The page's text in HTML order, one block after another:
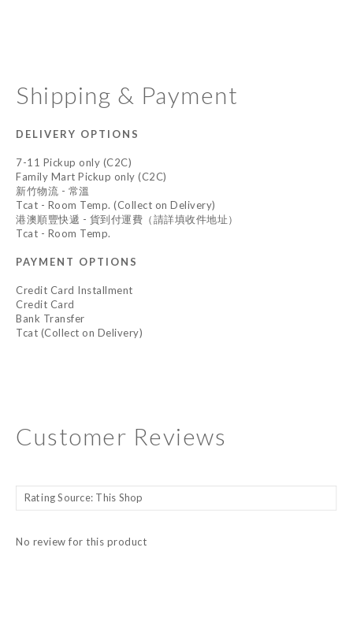
Shipping & Payment
DELIVERY OPTIONS
7-11 Pickup only (C2C)
Family Mart Pickup only (C2C)
新竹物流 - 常溫
Tcat - Room Temp. (Collect on Delivery)
港澳順豐快遞 - 貨到付運費（請詳填收件地址）
Tcat - Room Temp.
PAYMENT OPTIONS
Credit Card Installment
Credit Card
Bank Transfer
Tcat (Collect on Delivery)
Customer Reviews
No review for this product